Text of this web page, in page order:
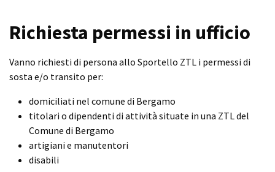
Richiesta permessi in ufficio
Vanno richiesti di persona allo Sportello ZTL i permessi di
sosta e/o transito per:
domiciliati nel comune di Bergamo
titolari o dipendenti di attività situate in una ZTL del
Comune di Bergamo
artigiani e manutentori
disabili